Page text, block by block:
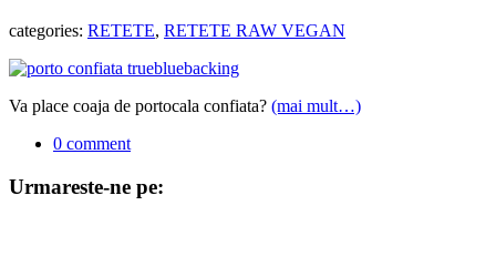
categories: RETETE, RETETE RAW VEGAN
Va place coaja de portocala confiata? (mai mult…)
0 comment
Urmareste-ne pe: